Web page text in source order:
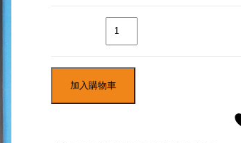
加入購物車